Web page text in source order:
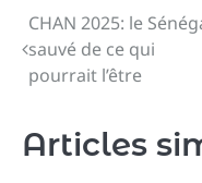
Navigation
de
CHAN 2025: le
sauvé de ce qui
pourrait l’être
Articles